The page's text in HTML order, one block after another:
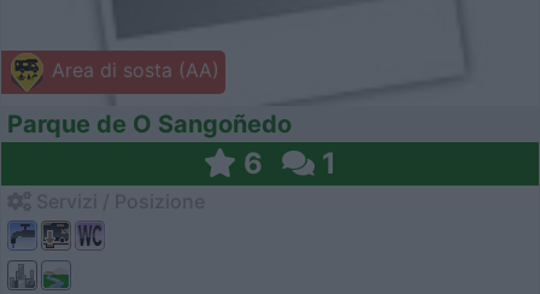
Area di sosta (AA)
Parque de O Sangoñedo
6 1